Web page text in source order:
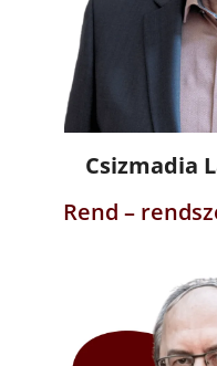
Csizmadia
Rend –